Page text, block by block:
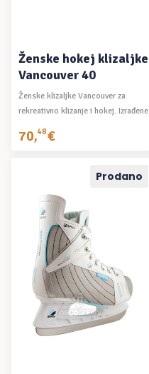
Ženske hokej klizaljke
Vancouver 40
Ženske klizaljke Vancouver za
rekreativno klizanje i hokej. Izrađene
70,48€
Prodano
PROČITAJ VIŠE